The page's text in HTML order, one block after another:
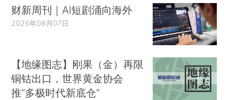
财新周刊｜AI短剧涌向海外
2026年08月07日
【地缘图志】刚果（金）再限
铜钴出口，世界黄金协会
推“多极时代新底仓”